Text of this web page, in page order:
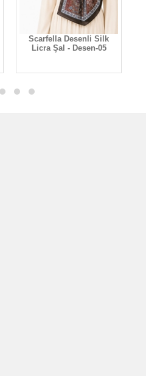
Scarfella Desenli Silk
Licra Şal - Desen-05